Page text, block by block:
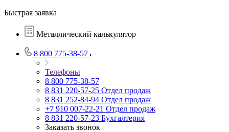
Быстрая заявка
Металлический калькулятор
8 800 775-38-57
Телефоны
8 800 775-38-57
8 831 220-57-25 Отдел продаж
8 831 252-84-94 Отдел продаж
+7 910 007-22-21 Отдел продаж
8 831 220-57-23 Бухгалтерия
Заказать звонок